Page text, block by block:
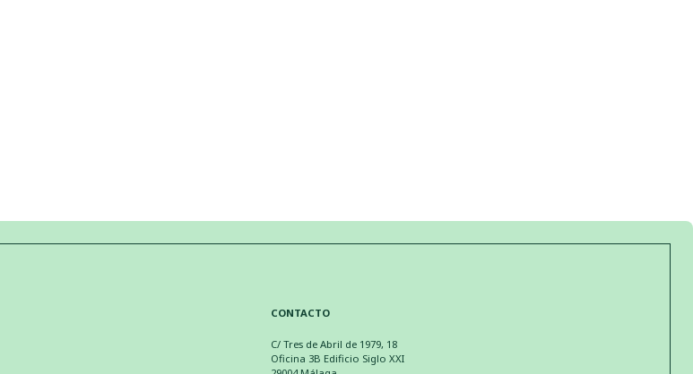
CONTACTO
C/ Tres de Abril de 1979, 18
Oficina 3B Edificio Siglo XXI